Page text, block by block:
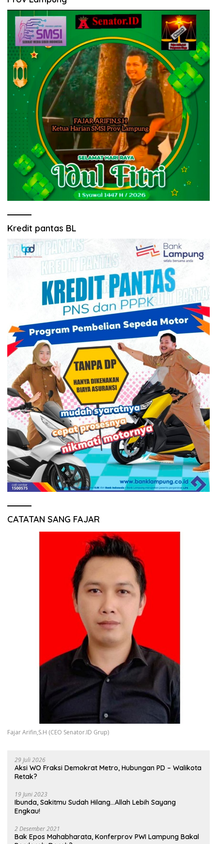
Kredit pantas BL
CATATAN SANG FAJAR
Fajar Arifin,S.H (CEO Senator.ID Grup)
29 Juli 2026
Aksi WO Fraksi Demokrat Metro, Hubungan PD – Walikota
Retak?
19 Juni 2023
Ibunda, Sakitmu Sudah Hilang…Allah Lebih Sayang
Engkau!
2 Desember 2021
Bak Epos Mahabharata, Konferprov PWI Lampung Bakal